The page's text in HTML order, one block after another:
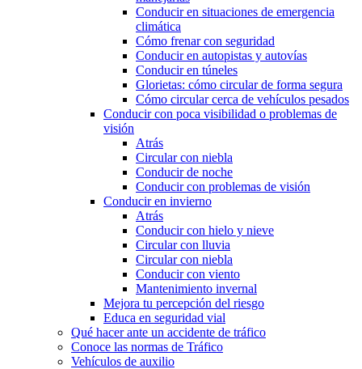
Conducir en situaciones de emergencia
climática
Cómo frenar con seguridad
Conducir en autopistas y autovías
Conducir en túneles
Glorietas: cómo circular de forma segura
Cómo circular cerca de vehículos pesados
Conducir con poca visibilidad o problemas de
visión
Atrás
Circular con niebla
Conducir de noche
Conducir con problemas de visión
Conducir en invierno
Atrás
Conducir con hielo y nieve
Circular con lluvia
Circular con niebla
Conducir con viento
Mantenimiento invernal
Mejora tu percepción del riesgo
Educa en seguridad vial
Qué hacer ante un accidente de tráfico
Conoce las normas de Tráfico
Vehículos de auxilio